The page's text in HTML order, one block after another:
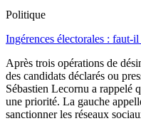
Politique
Ingérences électorales : faut-
Après trois opérations de
des candidats déclarés ou
Sébastien Lecornu a rappelé
une priorité. La gauche
sanctionner les réseaux